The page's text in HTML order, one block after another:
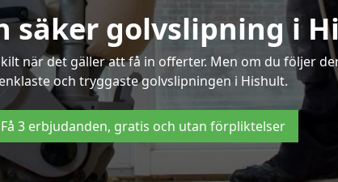
säker golvslipning i
när det gäller att få in offerter. Men om du följer
enklaste och tryggaste golvslipningen i Hishult.
Få 3 erbjudanden, gratis och utan förpliktelser